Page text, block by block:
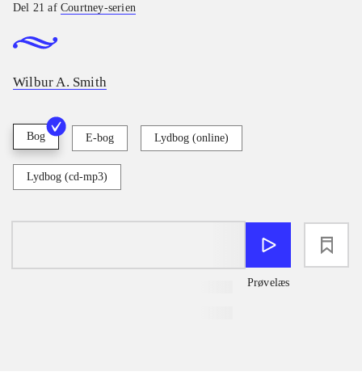
Del 21 afCourtney-serien
Wilbur A. Smith
Bog E-bog Lydbog (online)
Lydbog (cd-mp3)
Prøvelæs